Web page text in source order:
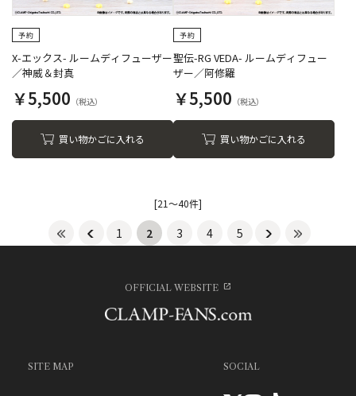
X-エックス- ルームディフューザー
／神威＆封真
￥5,500
買い物かごに入れる
聖伝-RG VEDA- ルームディフュー
ザー／阿修羅
￥5,500
買い物かごに入れる
[21～40件]
1 2 3 4 5
OFFICIAL WEBSITE
SITE MAP SOCIAL